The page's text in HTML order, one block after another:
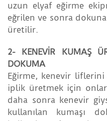
uzun elyaf eğirme
eğrilen ve sonra
üretilir.
2- KENEVİR KUMAŞ
DOKUMA
Eğirme, kenevir
iplik üretmek için
daha sonra kenevir
kullanılan kumaşı